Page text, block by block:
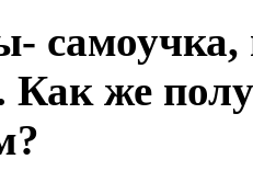
самоучка,
Как же